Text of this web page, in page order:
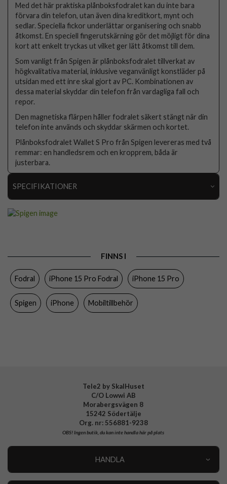
Med det här praktiska plånboksfodralet kan du inte bara
förvara din telefon, utan även dina kreditkort, mynt och
sedlar. Speciella fickor underlättar organisering och snabb
åtkomst. En speciell fingerutskärning gör det möjligt för dina
kort att enkelt tryckas ut vilket ger lätt åtkomst till dem.
Som vanligt från Spigen är plånboksfodralet tillverkat av
högkvalitativa material, inklusive veganvänligt konstläder på
utsidan med ett inre skal gjort av PC. Kombinationen av
dessa material skyddar din telefon från vardagliga fall och
repor.
Den magnetiska flärpen håller fodralet säkert stängt när din
telefon inte används och skyddar skärmen och kortet.
Plånboksfodralet Wallet S Pro från Spigen levereras med två
remmar: en handledsrem och en kropprem, båda är
justerbara.
SPECIFIKATIONER
Axelrem, Handrem, Kortfack, Stativfunktion
Färg
Material Konstläder, Mjukplast (TPU)
Varumärke
FINNS I
Fodral iPhone 15 Pro Fodral iPhone 15 Pro
Spigen iPhone Mobiltillbehör
Tele2 by SkalHuset
C/O Lowwi AB
Morabergsvägen 8
15242 Södertälje
Org. nr: 556881-9238
OBS!Ingen butik, du kan inte handla här på plats
HANDLA